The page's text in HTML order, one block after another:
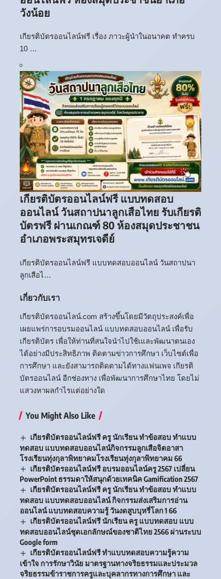
วังน้อย
เกียรติบัตรออนไลน์ฟรี เรื่อง ภาวะผู้นำในอนาคต ทำครบ
10 …
เกียรติบัตรออนไลน์ฟรี แบบทดสอบ
ออนไลน์ วันสถาปนาลูกเสือไทย รับเกียรติ
บัตรฟรี ผ่านเกณฑ์ 80 ห้องสมุดประชาชน
อำเภอพระสมุทรเจดีย์
เกียรติบัตรออนไลน์ฟรี แบบทดสอบออนไลน์ วันสถาปนา
ลูกเสือไ…
เกี่ยวกับเรา
เกียรติบัตรออนไลน์.com สร้างขึ้นโดยมีวัตถุประสงค์เพื่อ
เผยแพร่การอบรมออนไลน์ แบบทดสอบออนไลน์ เพื่อรับ
เกียรติบัตร เพื่อให้ท่านที่สนใจนำไปใช้เและพัฒนาตนเอง
ได้อย่างมีประสิทธิภาพ ติดตามข่าวการศึกษา เว็บไซต์เพื่อ
การศึกษา และยังสามารถติดตามได้ทางแฟนเพจ เกียรติ
บัตรออนไลน์ อีกช่องทาง เพื่อพัฒนาการศึกษาไทย โดยไม่
แสวงหาผลกำไรแต่อย่างใด
You Might Also Like
เกียรติบัตรออนไลน์ฟรี ครู นักเรียน ทำข้อสอบ ทำแบบ
ทดสอบ แบบทดสอบออนไลน์กิจกรรมลูกเสือจิตอาสา
โรงเรียนทุ่งกุลาพิทยาคมโรงเรียนทุ่งกุลาพิทยาคม 66
เกียรติบัตรออนไลน์ฟรี อบรมออนไลน์ครู 2567 เปลี่ยน
PowerPoint ธรรมดาให้สนุกด้วยเทคนิค Gamification 2567
เกียรติบัตรออนไลน์ฟรี ครู นักเรียน ทำข้อสอบ ทำแบบ
ทดสอบ แบบทดสอบออนไลน์ กิจกรรมส่งเสริมการอ่าน
ออนไลน์ แบบทดสอบความรู้ วันงดสูบบุหรี่โลก 1 66
เกียรติบัตรออนไลน์ฟรี นักเรียน ครู แบบทดสอบ แบบ
ทดสอบออนไลน์ชุดเอกลักษณ์ของชาติไทย 2566 ผ่านระบบ
Google form
เกียรติบัตรออนไลน์ฟรี ทำแบบทดสอบความรู้ความ
เข้าใจ การรักษาวินัย มาตรฐานทางจริยธรรมและประมวล
จริยธรรมข้าราชการครูและบุคลากรทางการศึกษา และ